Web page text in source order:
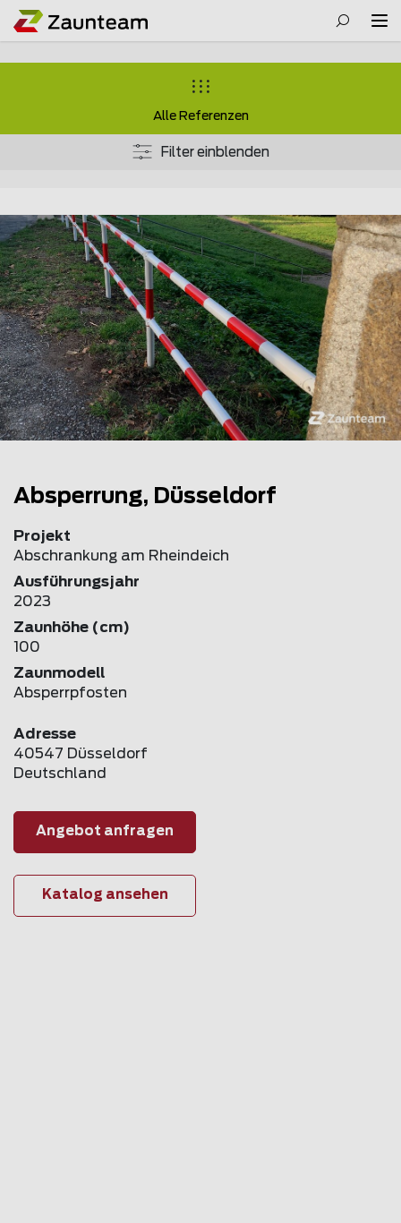
Alle Referenzen
Filter einblenden
Absperrung, Düsseldorf
Projekt
Abschrankung am Rheindeich
Ausführungsjahr
2023
Zaunhöhe (cm)
100
Zaunmodell
Absperrpfosten
Adresse
40547 Düsseldorf
Deutschland
Angebot anfragen
Katalog ansehen